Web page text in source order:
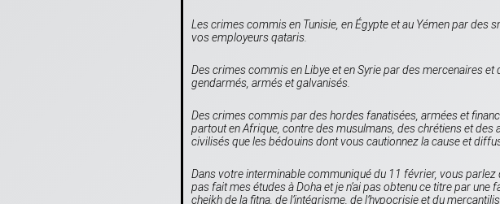
Les crimes commis en Tunisie, en Égypte et au Yémen par des
vos employeurs qataris.
Des crimes commis en Libye et en Syrie par des mercenaires et
gendarmés, armés et galvanisés.
Des crimes commis par des hordes fanatisées, armées et
partout en Afrique, contre des musulmans, des chrétiens et des
civilisés que les bédouins dont vous cautionnez la cause et
Dans votre interminable communiqué du 11 février, vous parlez
pas fait mes études à Doha et je n’ai pas obtenu ce titre par
cheikh de la fitna, de l’intégrisme, de l’hypocrisie et du